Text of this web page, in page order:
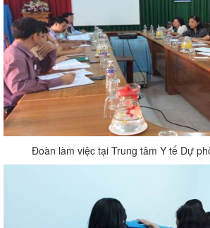
Đoàn làm việc tại Trung tâm Y tế Dự